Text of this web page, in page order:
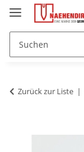
Zurück zur Liste